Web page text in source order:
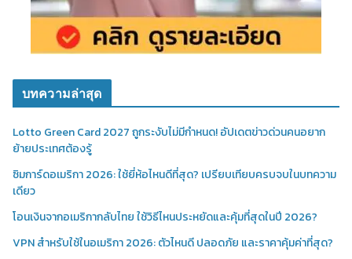
บทความล่าสุด
Lotto Green Card 2027 ถูกระงับไม่มีกำหนด! อัปเดตข่าวด่วนคนอยาก
ย้ายประเทศต้องรู้
ซิมการ์ดอเมริกา 2026: ใช้ยี่ห้อไหนดีที่สุด? เปรียบเทียบครบจบในบทความ
เดียว
โอนเงินจากอเมริกากลับไทย ใช้วิธีไหนประหยัดและคุ้มที่สุดในปี 2026?
VPN สำหรับใช้ในอเมริกา 2026: ตัวไหนดี ปลอดภัย และราคาคุ้มค่าที่สุด?